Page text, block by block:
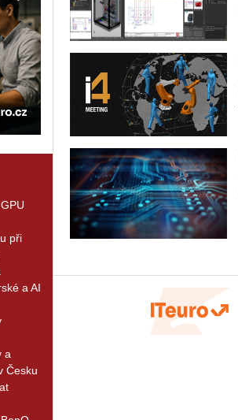
při
a AI
a
Česku